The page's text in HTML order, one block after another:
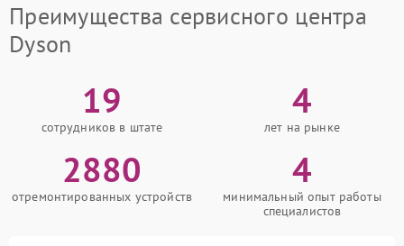
Преимущества сервисного центра
Dyson
19
сотрудников в штате
4
лет на рынке
2880
отремонтированных устройств
4
минимальный опыт работы
специалистов